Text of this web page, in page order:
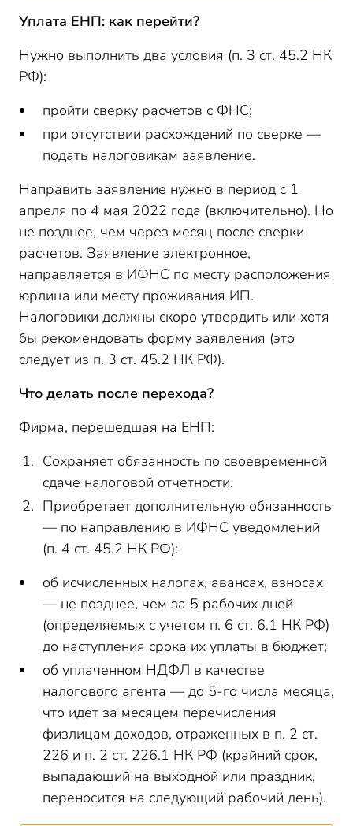
Уплата ЕНП: как перейти?
Нужно выполнить два условия (п. 3 ст. 45.2 НК
РФ):
пройти сверку расчетов с ФНС;
при отсутствии расхождений по сверке —
подать налоговикам заявление.
Направить заявление нужно в период с 1
апреля по 4 мая 2022 года (включительно). Но
не позднее, чем через месяц после сверки
расчетов. Заявление электронное,
направляется в ИФНС по месту расположения
юрлица или месту проживания ИП.
Налоговики должны скоро утвердить или хотя
бы рекомендовать форму заявления (это
следует из п. 3 ст. 45.2 НК РФ).
Что делать после перехода?
Фирма, перешедшая на ЕНП:
Сохраняет обязанность по своевременной
сдаче налоговой отчетности.
Приобретает дополнительную обязанность
— по направлению в ИФНС уведомлений
(п. 4 ст. 45.2 НК РФ):
об исчисленных налогах, авансах, взносах
— не позднее, чем за 5 рабочих дней
(определяемых с учетом п. 6 ст. 6.1 НК РФ)
до наступления срока их уплаты в бюджет;
об уплаченном НДФЛ в качестве
налогового агента — до 5-го числа месяца,
что идет за месяцем перечисления
физлицам доходов, отраженных в п. 2 ст.
226 и п. 2 ст. 226.1 НК РФ (крайний срок,
выпадающий на выходной или праздник,
переносится на следующий рабочий день).